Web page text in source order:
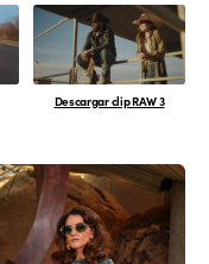
Descargar clip RAW 3